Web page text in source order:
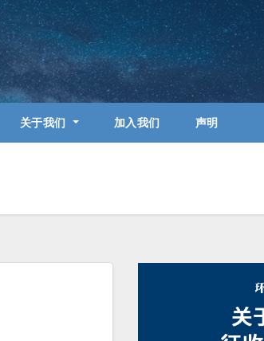
关于我们 加入我们 声明